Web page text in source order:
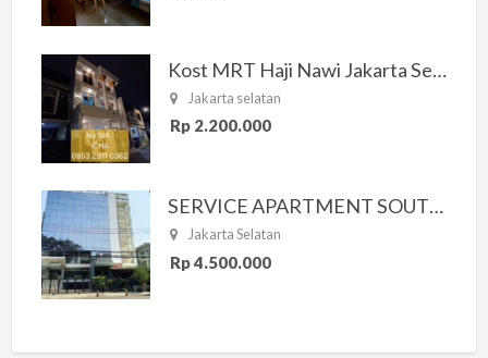
Kost MRT Haji Nawi Jakarta Selatan
Jakarta selatan
Rp 2.200.000
SERVICE APARTMENT SOUTH RESIDENCE
Jakarta Selatan
Rp 4.500.000